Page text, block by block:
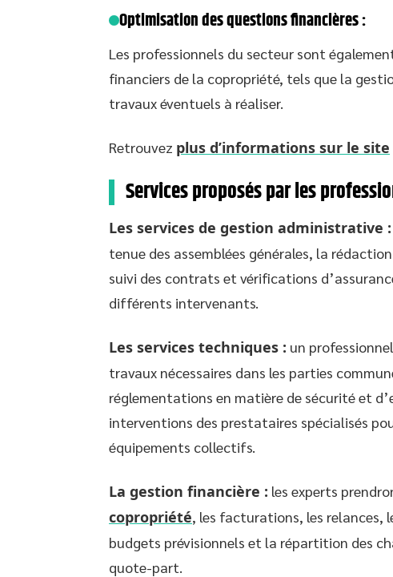
Optimisation des questions financières :
Les professionnels du secteur sont
financiers de la copropriété, tels que la
travaux éventuels à réaliser.
Retrouvez plus d’informations sur le site
Services proposés par les
Les services de gestion administrative :
tenue des assemblées générales, la
suivi des contrats et vérifications
différents intervenants.
Les services techniques : un
travaux nécessaires dans les parties
réglementations en matière de sécurité et
interventions des prestataires spécialisés
équipements collectifs.
La gestion financière : les experts
copropriété, les facturations, les relances,
budgets prévisionnels et la répartition des
quote-part.